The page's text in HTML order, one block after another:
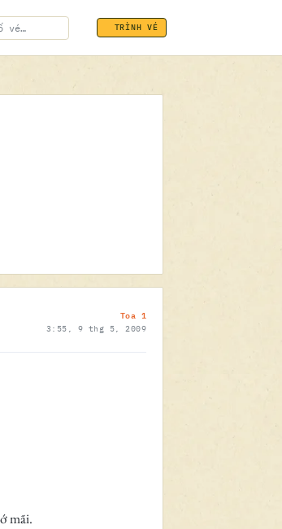
TRÌNH VÉ
09.05.2009
Toa 1
3:55, 9 thg 5, 2009
mãi.